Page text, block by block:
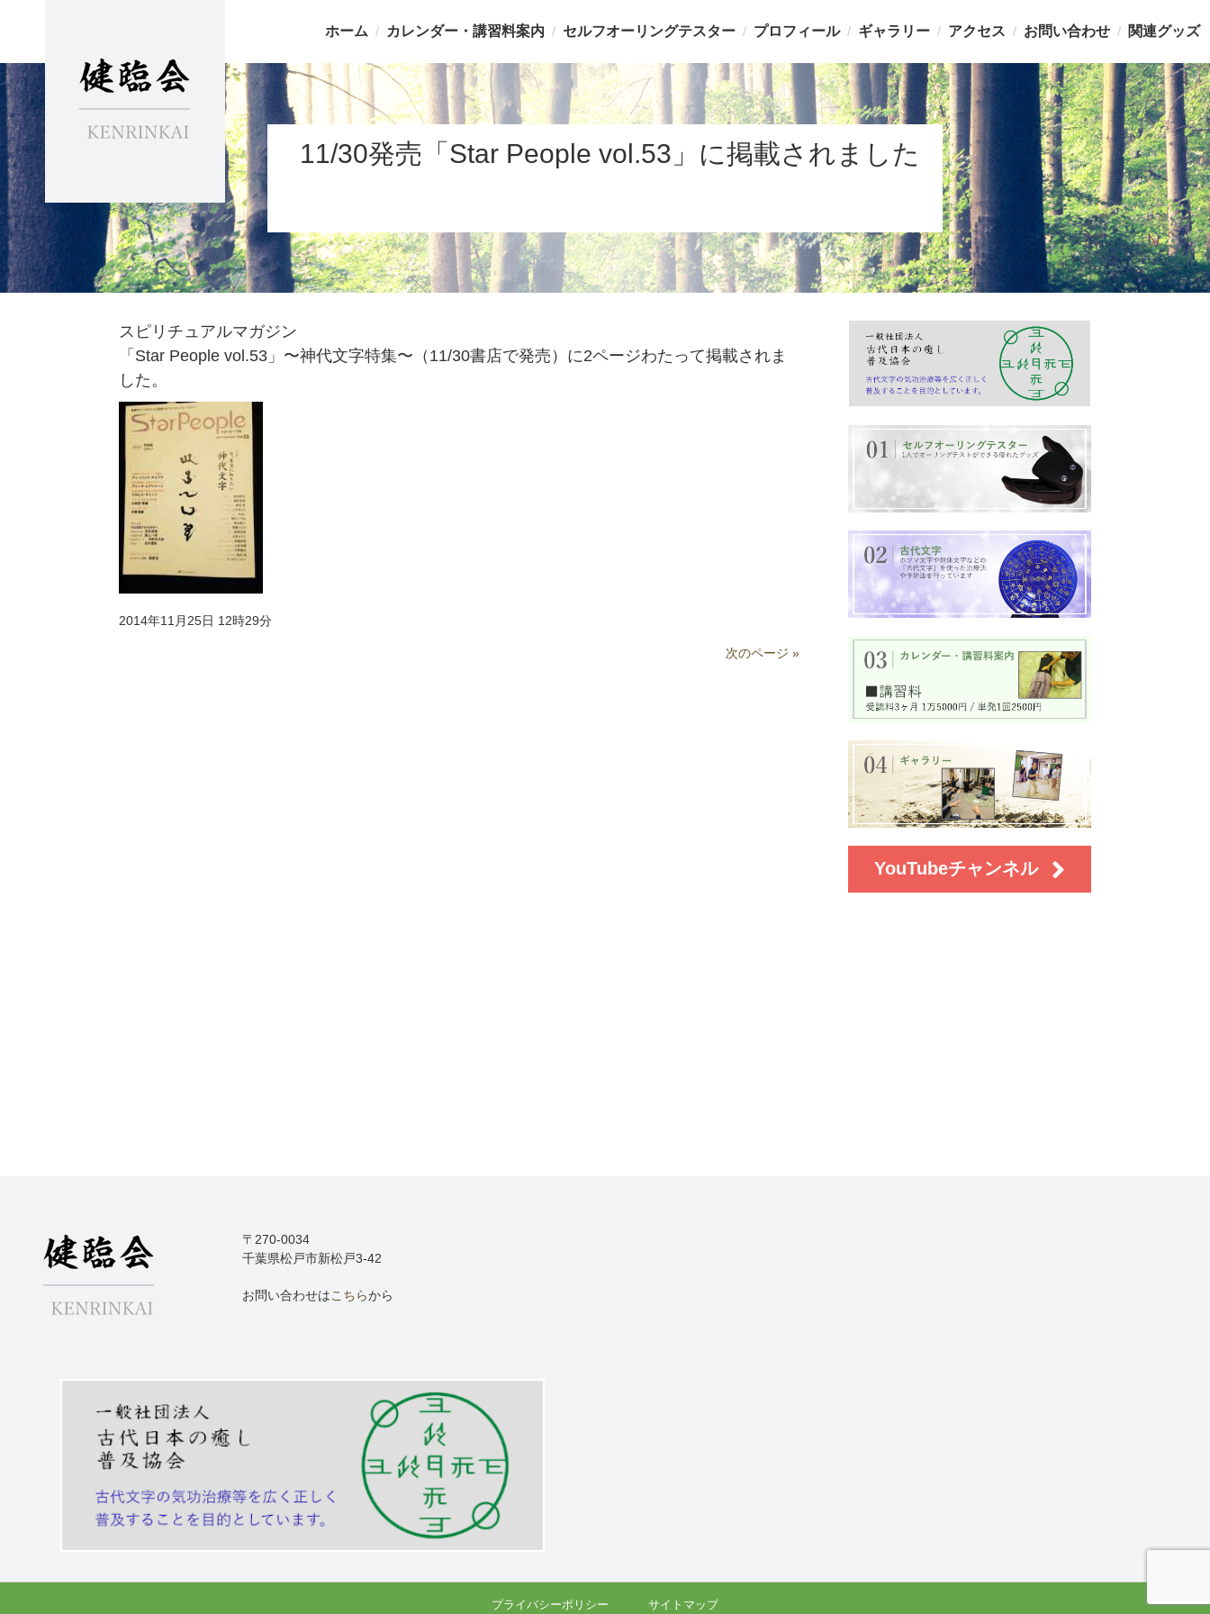
ホーム カレンダー・講習料案内 セルフオーリングテスター プロフィール ギャラリー アクセス お問い合わせ 関連グッズ
11/30発売「Star People vol.53」に掲載されました
スピリチュアルマガジン
「Star People vol.53」〜神代文字特集〜（11/30書店で発売）に2ページわたって掲載されま
した。
2014年11月25日 12時29分
次のページ »
YouTubeチャンネル
〒270-0034
千葉県松戸市新松戸3-42
お問い合わせはこちらから
プライバシーポリシー サイトマップ